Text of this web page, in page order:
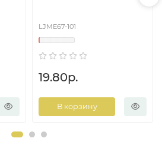
LJME67-101
19.80р.
В корзину